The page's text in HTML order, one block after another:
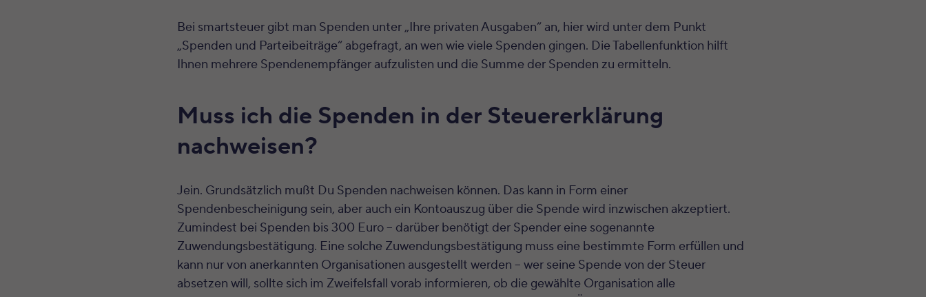
Bei smartsteuer gibt man Spenden unter „Ihre privaten Ausgaben“ an, hier wird unter dem Punkt
„Spenden und Parteibeiträge“ abgefragt, an wen wie viele Spenden gingen. Die Tabellenfunktion hilft
Ihnen mehrere Spendenempfänger aufzulisten und die Summe der Spenden zu ermitteln.
Muss ich die Spenden in der Steuererklärung
nachweisen?
Jein. Grundsätzlich mußt Du Spenden nachweisen können. Das kann in Form einer
Spendenbescheinigung sein, aber auch ein Kontoauszug über die Spende wird inzwischen akzeptiert.
Zumindest bei Spenden bis 300 Euro – darüber benötigt der Spender eine sogenannte
Zuwendungsbestätigung. Eine solche Zuwendungsbestätigung muss eine bestimmte Form erfüllen und
kann nur von anerkannten Organisationen ausgestellt werden – wer seine Spende von der Steuer
absetzen will, sollte sich im Zweifelsfall vorab informieren, ob die gewählte Organisation alle